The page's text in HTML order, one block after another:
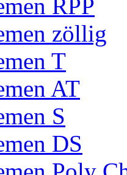
RPP
zöllig
T
AT
S
DS